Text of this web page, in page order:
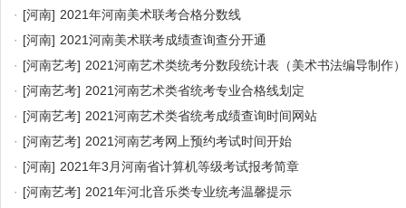
· [河南] 2021年河南美术联考合格分数线
· [河南] 2021河南美术联考成绩查询查分开通
· [河南艺考] 2021河南艺术类统考分数段统计表（美术书法编导制作）
· [河南艺考] 2021河南艺术类省统考专业合格线划定
· [河南艺考] 2021河南艺术类省统考成绩查询时间网站
· [河南艺考] 2021河南艺考网上预约考试时间开始
· [河南] 2021年3月河南省计算机等级考试报考简章
· [河南艺考] 2021年河北音乐类专业统考温馨提示